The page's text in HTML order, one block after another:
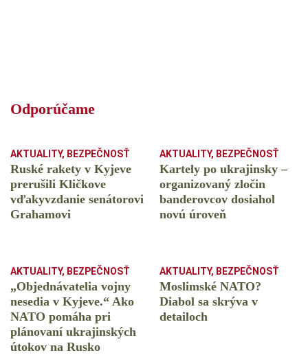
Odporúčame
AKTUALITY, BEZPEČNOSŤ
Ruské rakety v Kyjeve
prerušili Kličkove
vďakyvzdanie senátorovi
Grahamovi
AKTUALITY, BEZPEČNOSŤ
Kartely po ukrajinsky –
organizovaný zločin
banderovcov dosiahol
novú úroveň
AKTUALITY, BEZPEČNOSŤ
„Objednávatelia vojny
nesedia v Kyjeve.“ Ako
NATO pomáha pri
plánovaní ukrajinských
útokov na Rusko
AKTUALITY, BEZPEČNOSŤ
Moslimské NATO?
Diabol sa skrýva v
detailoch